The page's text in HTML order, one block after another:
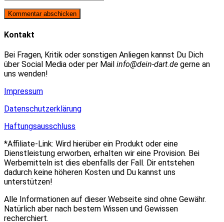
oder
Benutzernamen
zum
Kommentieren
ein
E-
Mail-
Adresse
zum
ein
Website-
ein
Kontakt
Bei Fragen, Kritik oder sonstigen Anliegen kannst Du Dich
über Social Media oder per Mail info@dein-dart.de gerne an
uns wenden!
Impressum
Datenschutzerklärung
Haftungsausschluss
*Affiliate-Link: Wird hierüber ein Produkt oder eine
Dienstleistung erworben, erhalten wir eine Provision. Bei
Werbemitteln ist dies ebenfalls der Fall. Dir entstehen
dadurch keine höheren Kosten und Du kannst uns
unterstützen!
Alle Informationen auf dieser Webseite sind ohne Gewähr.
Natürlich aber nach bestem Wissen und Gewissen
recherchiert.